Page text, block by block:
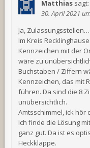
Matthias sagt:
30. April 2021
Ja,
Im Kreis
Kennzeichen mit der
wäre zu
Buchstaben / Ziffern
Kennzeichen, das mit
führen. Da sind die 8
unübersichtlich.
Amtsschimmel, ick
Ich finde die Lösung
ganz gut. Da ist es
Heckklappe.